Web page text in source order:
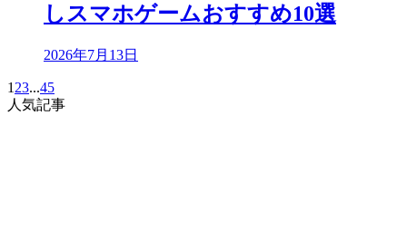
しスマホゲームおすすめ10選
2026年7月13日
1 23...45
人気記事